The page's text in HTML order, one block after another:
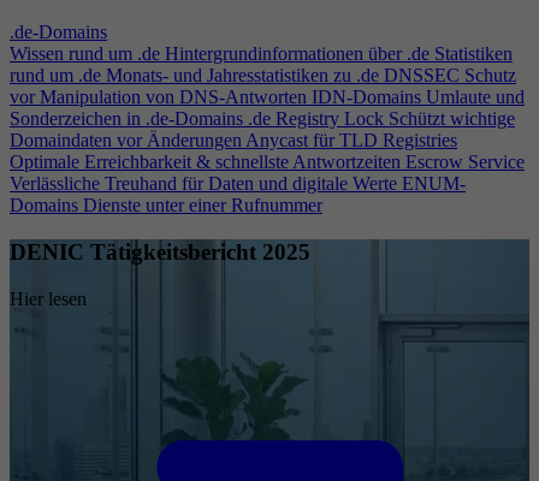
.de-Domains
Wissen rund um .de Hintergrundinformationen über .de Statistiken
rund um .de Monats- und Jahresstatistiken zu .de DNSSEC Schutz
vor Manipulation von DNS-Antworten IDN-Domains Umlaute und
Sonderzeichen in .de-Domains .de Registry Lock Schützt wichtige
Domaindaten vor ÄnderungenAnycast für TLD Registries
Optimale Erreichbarkeit & schnellste Antwortzeiten Escrow Service
Verlässliche Treuhand für Daten und digitale Werte ENUM-
Domains Dienste unter einer Rufnummer
DENIC Tätigkeitsbericht 2025
Hier lesen